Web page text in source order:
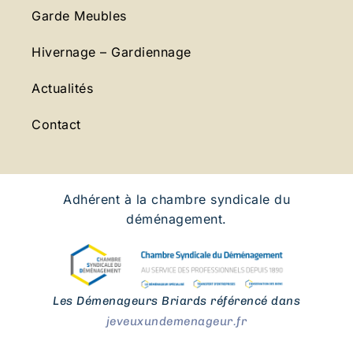
Garde Meubles
Hivernage – Gardiennage
Actualités
Contact
Adhérent à la chambre syndicale du
déménagement.
Les Démenageurs Briards référencé dans
jeveuxundemenageur.fr